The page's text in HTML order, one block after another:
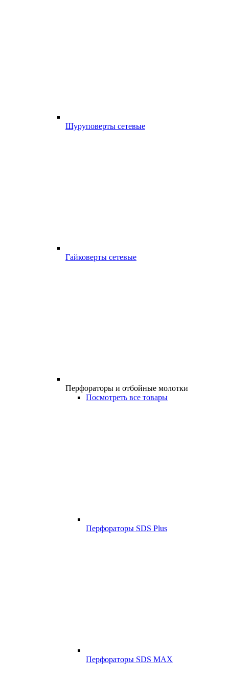
Шуруповерты сетевые
Гайковерты сетевые
Перфораторы и отбойные молотки
Посмотреть все товары
Перфораторы SDS Plus
Перфораторы SDS MAX